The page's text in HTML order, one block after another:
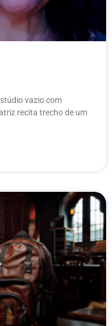
vazio com
recita trecho de um